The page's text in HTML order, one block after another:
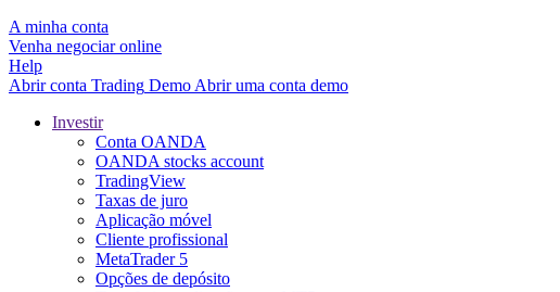
A minha conta
Venha negociar online
Help
Abrir conta Trading Demo Abrir uma conta demo
Investir
Conta OANDA
OANDA stocks account
TradingView
Taxas de juro
Aplicação móvel
Cliente profissional
MetaTrader 5
Opções de depósito